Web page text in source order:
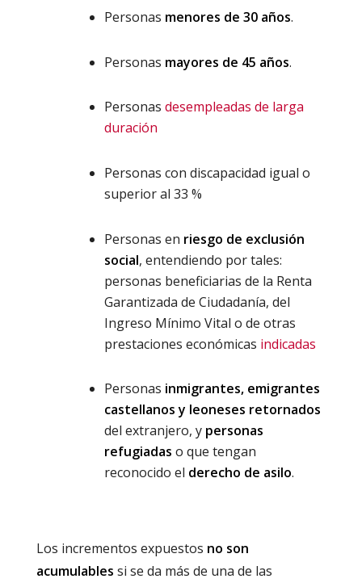
Personas menores de 30 años.
Personas mayores de 45 años.
Personas desempleadas de larga
duración
Personas con discapacidad igual o
superior al 33 %
Personas en riesgo de exclusión
social, entendiendo por tales:
personas beneficiarias de la Renta
Garantizada de Ciudadanía, del
Ingreso Mínimo Vital o de otras
prestaciones económicas indicadas
Personas inmigrantes, emigrantes
castellanos y leoneses retornados
del extranjero, y personas
refugiadas o que tengan
reconocido el derecho de asilo.
Los incrementos expuestos no son
acumulables si se da más de una de las